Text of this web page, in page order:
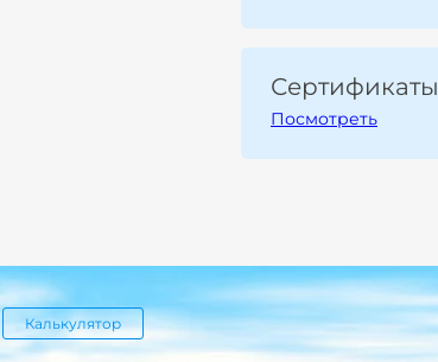
Сертификаты
Посмотреть
Калькулятор